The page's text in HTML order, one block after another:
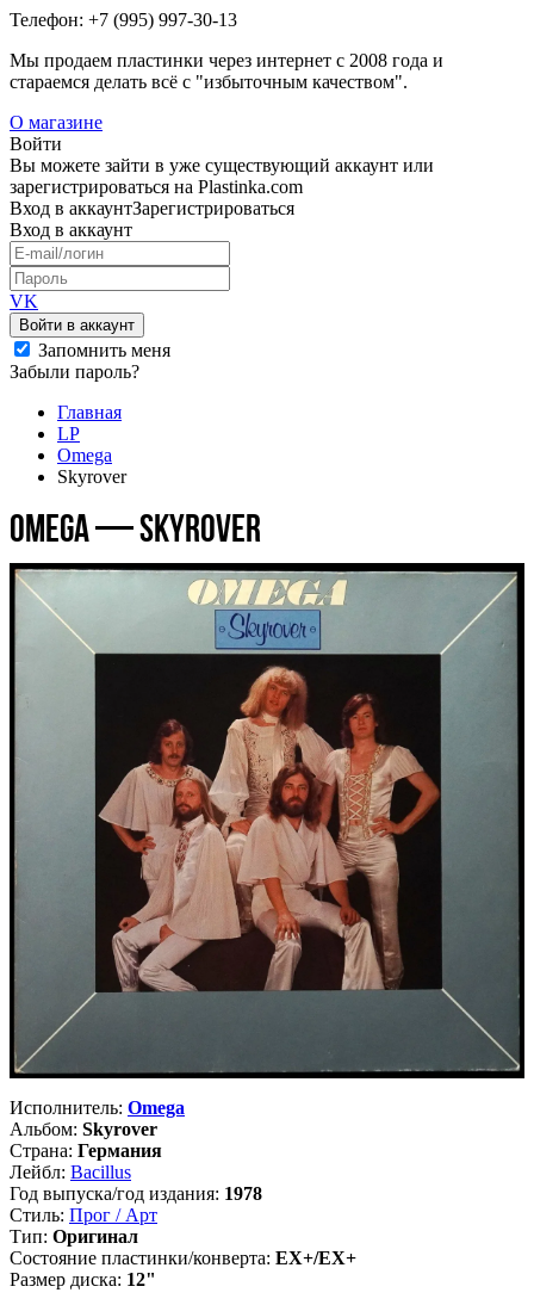
Телефон: +7 (995) 997-30-13
Мы продаем пластинки через интернет c 2008 года и
стараемся делать всё с "избыточным качеством".
О магазине
Войти
Вы можете зайти в уже существующий аккаунт или
зарегистрироваться на Plastinka.com
Вход в аккаунтЗарегистрироваться
Вход в аккаунт
VK
Войти в аккаунт
Запомнить меня
Забыли пароль?
Главная
LP
Omega
Skyrover
Omega — Skyrover
Исполнитель: Omega
Альбом: Skyrover
Страна: Германия
Лейбл: Bacillus
Год выпуска/год издания: 1978
Стиль: Прог / Арт
Тип: Оригинал
Состояние пластинки/конверта: EX+/EX+
Размер диска: 12"